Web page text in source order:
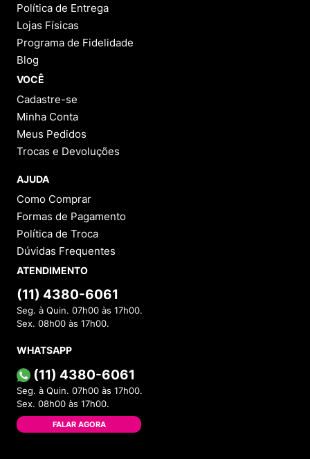
Política de Entrega
Lojas Físicas
Programa de Fidelidade
Blog
VOCÊ
Cadastre-se
Minha Conta
Meus Pedidos
Trocas e Devoluções
AJUDA
Como Comprar
Formas de Pagamento
Política de Troca
Dúvidas Frequentes
ATENDIMENTO
(11) 4380-6061
Seg. à Quin. 07h00 às 17h00.
Sex. 08h00 às 17h00.
WHATSAPP
(11) 4380-6061
Seg. à Quin. 07h00 às 17h00.
Sex. 08h00 às 17h00.
FALAR AGORA